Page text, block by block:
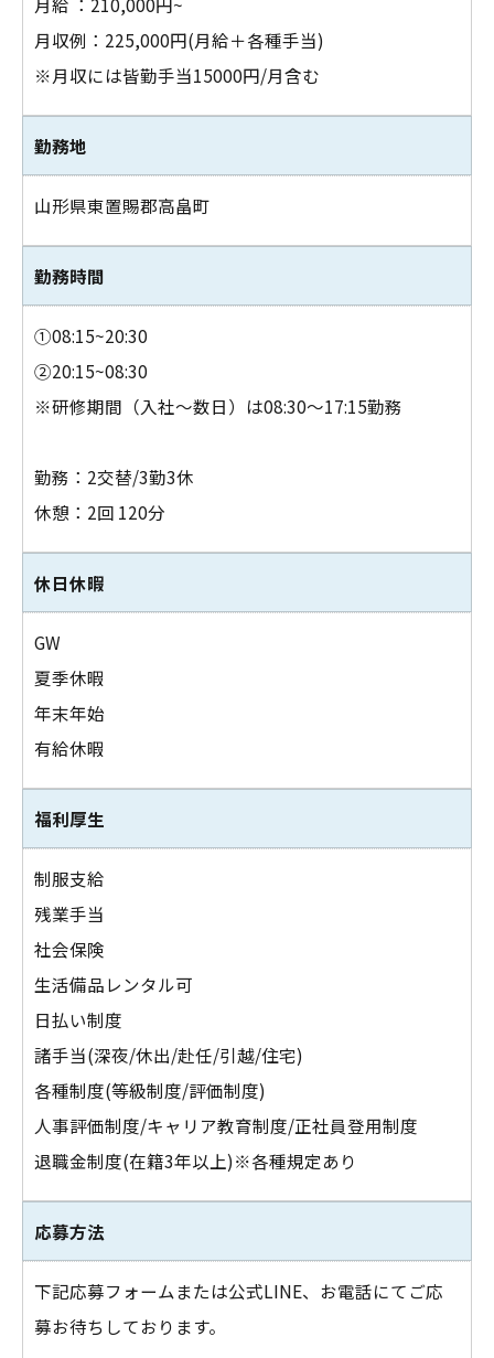
月収例：225,000円(月給＋各種手当)
※月収には皆勤手当15000円/月含む
勤務地
山形県東置賜郡高畠町
勤務時間
①08:15~20:30
②20:15~08:30
※研修期間（入社～数日）は08:30～17:15勤務
勤務：2交替/3勤3休
休憩：2回 120分
休日休暇
GW
夏季休暇
年末年始
有給休暇
福利厚生
制服支給
残業手当
社会保険
生活備品レンタル可
日払い制度
諸手当(深夜/休出/赴任/引越/住宅)
各種制度(等級制度/評価制度)
人事評価制度/キャリア教育制度/正社員登用制度
退職金制度(在籍3年以上)※各種規定あり
応募方法
下記応募フォームまたは公式LINE、お電話にてご応
募お待ちしております。
お問い合わせはこちら